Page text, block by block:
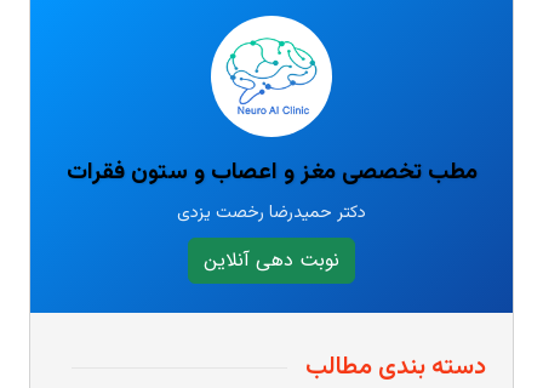
مطب تخصصی مغز و اعصاب و ستون فقرات
دکتر حمیدرضا رخصت یزدی
نوبت دهی آنلاین
دسته بندی مطالب